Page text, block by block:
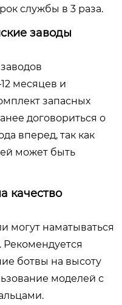
службы в 3 раза.
заводы
месяцев и
запасных
договориться о
вперед, так как
может быть
качество
могут наматываться
Рекомендуется
ботвы на высоту
моделей с